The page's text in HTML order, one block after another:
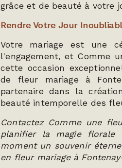
grâce et de beauté à votre
Rendre Votre Jour
Votre mariage est une
l'engagement, et Comme
cette occasion
de fleur mariage à
partenaire dans la
beauté intemporelle des
Contactez Comme une
planifier la magie florale
moment un souvenir
en fleur mariage à